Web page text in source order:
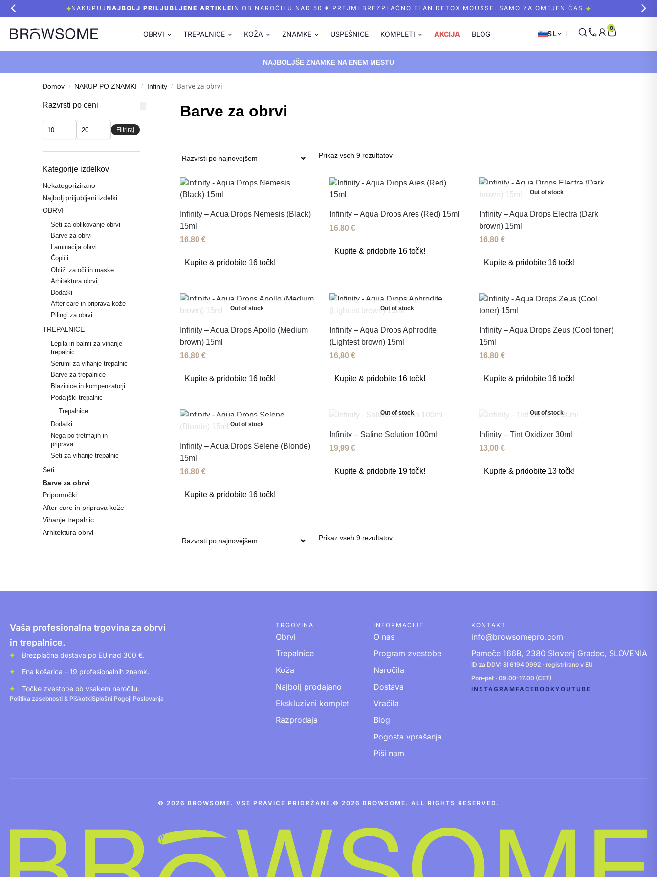
NAKUPUJ NAJBOLJ PRILJUBLJENE ARTIKLE IN OB NAROČILU NAD 50 € PREJMI BREZPLAČNO ELAN DETOX MOUSSE. SAMO ZA OMEJEN ČAS.
OBRVI TREPALNICE KOŽA ZNAMKE USPEŠNICE KOMPLETI AKCIJA BLOG SL
0
NAJBOLJŠE ZNAMKE NA ENEM MESTU
Domov / NAKUP PO ZNAMKI / Infinity / Barve za obrvi
Barve za obrvi
Prikaz vseh 9 rezultatov
Infinity – Aqua Drops Nemesis (Black)
15ml
16,80 €
Kupite & pridobite 16 točk!
Infinity – Aqua Drops Ares (Red) 15ml
16,80 €
Kupite & pridobite 16 točk!
Out of stock
Infinity – Aqua Drops Electra (Dark
brown) 15ml
16,80€
Kupite & pridobite 16 točk!
Out of stock
Infinity – Aqua Drops Apollo (Medium
brown) 15ml
16,80 €
Kupite & pridobite 16 točk!
Out of stock
Infinity – Aqua Drops Aphrodite
(Lightest brown) 15ml
16,80 €
Kupite & pridobite 16 točk!
Infinity – Aqua Drops Zeus (Cool toner)
15ml
16,80€
Kupite & pridobite 16 točk!
Out of stock
Infinity – Aqua Drops Selene (Blonde)
15ml
16,80 €
Kupite & pridobite 16 točk!
Out of stock
Infinity – Saline Solution 100ml
19,99 €
Kupite & pridobite 19 točk!
Out of stock
Infinity – Tint Oxidizer 30ml
13,00€
Kupite & pridobite 13 točk!
Prikaz vseh 9 rezultatov
Razvrsti po ceni
Filtriraj
Kategorije izdelkov
Nekategorizirano
Najbolj priljubljeni izdelki
OBRVI
Seti za oblikovanje obrvi
Barve za obrvi
Laminacija obrvi
Čopiči
Obliži za oči in maske
Arhitektura obrvi
Dodatki
After care in priprava kože
Pilingi za obrvi
TREPALNICE
Lepila in balmi za vihanje
trepalnic
Serumi za vihanje trepalnic
Barve za trepalnice
Blazinice in kompenzatorji
Podaljški trepalnic
Trepalnice
Dodatki
Nega po tretmajih in
priprava
Seti za vihanje trepalnic
Seti
Barve za obrvi
Pripomočki
After care in priprava kože
Vihanje trepalnic
Arhitektura obrvi
Vaša profesionalna trgovina za obrvi
in trepalnice.
Brezplačna dostava po EU nad 300 €.
Ena košarica – 19 profesionalnih znamk.
Točke zvestobe ob vsakem naročilu.
Politika zasebnosti & PiškotkiSplošni Pogoji Poslovanja
TRGOVINA
Obrvi
Trepalnice
Koža
Najbolj prodajano
Ekskluzivni kompleti
Razprodaja
INFORMACIJE
O nas
Program zvestobe
Naročila
Dostava
Vračila
Blog
Pogosta vprašanja
Piši nam
KONTAKT
info@browsomepro.com
Pameče 166B, 2380 Slovenj Gradec, SLOVENIA
ID za DDV: SI 6194 0992 · registrirano v EU
Pon–pet · 09.00–17.00 (CET)
INSTAGRAM FACEBOOKYOUTUBE
© 2026 BROWSOME. VSE PRAVICE PRIDRŽANE.© 2026 BROWSOME. ALL RIGHTS RESERVED.